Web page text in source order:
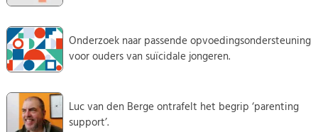
Onderzoek naar passende opvoedingsondersteuning
voor ouders van suïcidale jongeren.
Luc van den Berge ontrafelt het begrip ‘parenting
support’.